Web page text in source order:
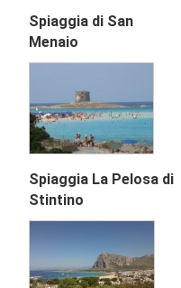
Spiaggia di San
Menaio
Spiaggia La Pelosa di
Stintino